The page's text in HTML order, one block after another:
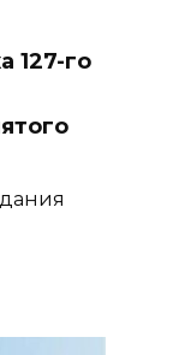
127-го